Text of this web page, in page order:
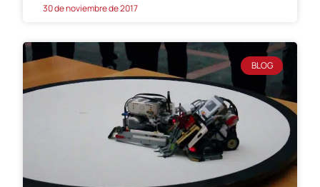
30 de noviembre de 2017
BLOG